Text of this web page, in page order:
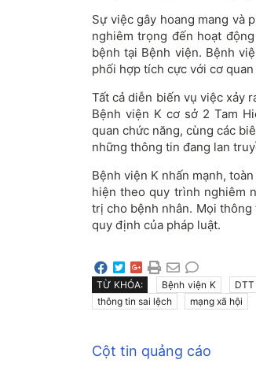
Sự việc gây hoang mang và
nghiêm trọng đến hoạt
bệnh tại Bệnh viện. Bệnh
phối hợp tích cực với cơ
Tất cả diễn biến vụ việc xảy
Bệnh viện K cơ sở 2 Tam
quan chức năng, cùng các
những thông tin đang lan
Bệnh viện K nhấn mạnh,
hiện theo quy trình nghiêm
trị cho bệnh nhân. Mọi
quy định của pháp luật.
TỪ KHÓA: Bệnh viện K DTT
thông tin sai lệch
mạng xã hội
Cột tin quảng cáo